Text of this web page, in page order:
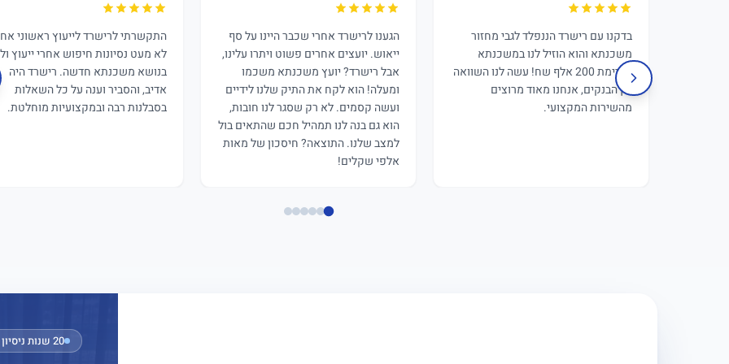
בדקנו עם רישרד הננפלד לגבי מחזור
משכנתא והוא הוזיל לנו במשכנתא
הקיימת 200 אלף שח! עשה לנו השוואה
בין הבנקים, אנחנו מאוד מרוצים
מהשירות המקצועי.
הגענו לרישרד אחרי שכבר היינו על סף
ייאוש. יועצים אחרים פשוט ויתרו עלינו,
אבל רישרד? יועץ משכנתא משכמו
ומעלה! הוא לקח את התיק שלנו לידיים
ועשה קסמים. לא רק שסגר לנו חובות,
הוא גם בנה לנו תמהיל חכם שהתאים בול
למצב שלנו. התוצאה? חיסכון של מאות
אלפי שקלים!
התקשרתי לרישרד לייעוץ ראשוני
לא מעט נסיונות חיפוש אחרי ייעוץ
בנושא משכנתא חדשה. רישרד היה
אדיב, והסביר וענה על כל השאלות
בסבלנות רבה ובמקצועיות מוחלטת.
20 שנות ניסיון · חבר בהתאחדות